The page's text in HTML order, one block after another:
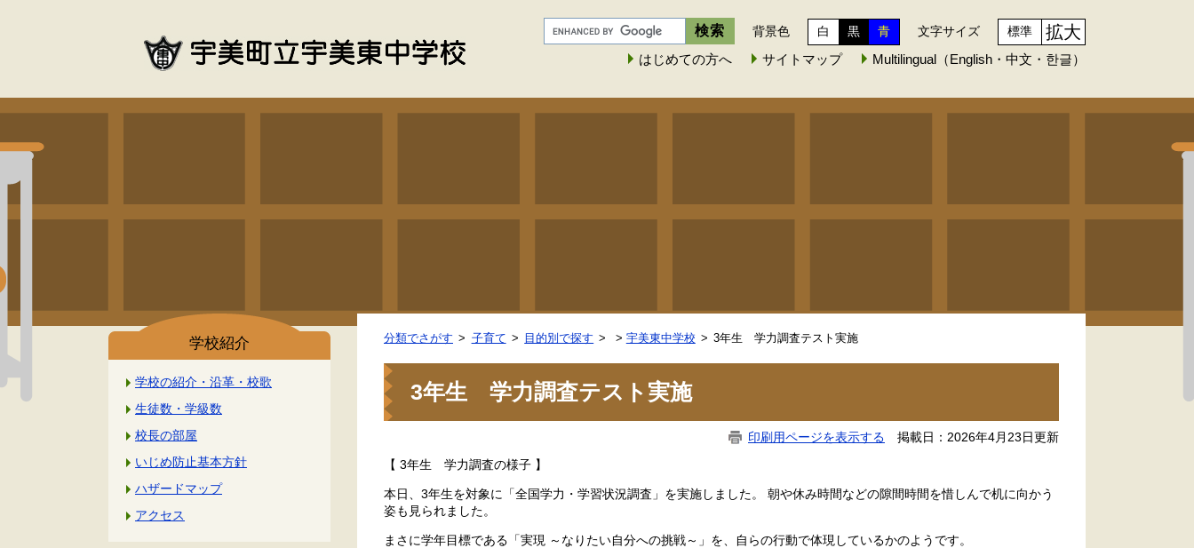
背景色 白 黒 青 文字サイズ 標準 拡大
はじめての方へ サイトマップ Multilingual（English・中文・한글）
学校紹介
学校の紹介・沿革・校歌
生徒数・学級数
校長の部屋
いじめ防止基本方針
ハザードマップ
アクセス
分類でさがす 子育て 目的別で探す > 宇美東中学校 3年生 学力調査テスト実施
3年生 学力調査テスト実施
印刷用ページを表示する 掲載日：2026年4月23日更新
【 3年生 学力調査の様子 】
本日、3年生を対象に「全国学力・学習状況調査」を実施しました。 朝や休み時間などの隙間時間を惜しんで机に向かう
姿も見られました。
まさに学年目標である「実現 ～なりたい自分への挑戦～」を、自らの行動で体現しているかのようです。